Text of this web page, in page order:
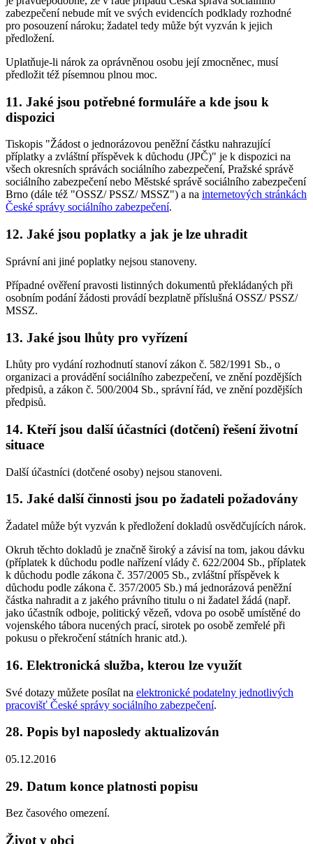
zabezpečení nebude mít ve svých evidencích podklady rozhodné
pro posouzení nároku; žadatel tedy může být vyzván k jejich
předložení.
Uplatňuje-li nárok za oprávněnou osobu její zmocněnec, musí
předložit též písemnou plnou moc.
11. Jaké jsou potřebné formuláře a kde jsou k
dispozici
Tiskopis "Žádost o jednorázovou peněžní částku nahrazující
příplatky a zvláštní příspěvek k důchodu (JPČ)" je k dispozici na
všech okresních správách sociálního zabezpečení, Pražské správě
sociálního zabezpečení nebo Městské správě sociálního zabezpečení
Brno (dále též "OSSZ/ PSSZ/ MSSZ") a na internetových stránkách
České správy sociálního zabezpečení.
12. Jaké jsou poplatky a jak je lze uhradit
Správní ani jiné poplatky nejsou stanoveny.
Případné ověření pravosti listinných dokumentů překládaných při
osobním podání žádosti provádí bezplatně příslušná OSSZ/ PSSZ/
MSSZ.
13. Jaké jsou lhůty pro vyřízení
Lhůty pro vydání rozhodnutí stanoví zákon č. 582/1991 Sb., o
organizaci a provádění sociálního zabezpečení, ve znění pozdějších
předpisů, a zákon č. 500/2004 Sb., správní řád, ve znění pozdějších
předpisů.
14. Kteří jsou další účastníci (dotčení) řešení životní
situace
Další účastníci (dotčené osoby) nejsou stanoveni.
15. Jaké další činnosti jsou po žadateli požadovány
Žadatel může být vyzván k předložení dokladů osvědčujících nárok.
Okruh těchto dokladů je značně široký a závisí na tom, jakou dávku
(příplatek k důchodu podle nařízení vlády č. 622/2004 Sb., příplatek
k důchodu podle zákona č. 357/2005 Sb., zvláštní příspěvek k
důchodu podle zákona č. 357/2005 Sb.) má jednorázová peněžní
částka nahradit a z jakého právního titulu o ni žadatel žádá (např.
jako účastník odboje, politický vězeň, vdova po osobě umístěné do
vojenského tábora nucených prací, sirotek po osobě zemřelé při
pokusu o překročení státních hranic atd.).
16. Elektronická služba, kterou lze využít
Své dotazy můžete posílat na elektronické podatelny jednotlivých
pracovišť České správy sociálního zabezpečení.
28. Popis byl naposledy aktualizován
05.12.2016
29. Datum konce platnosti popisu
Bez časového omezení.
Život v obci